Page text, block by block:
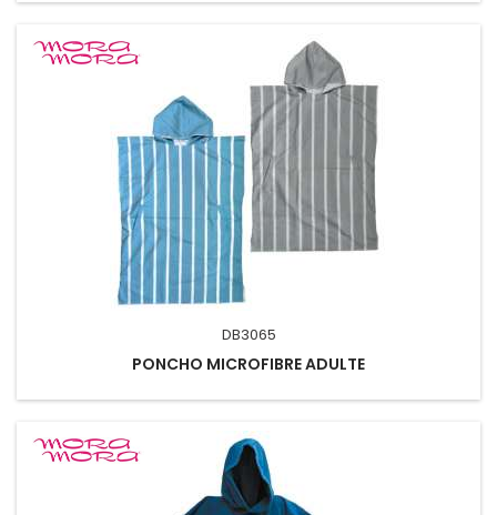
DB3065
PONCHO MICROFIBRE ADULTE